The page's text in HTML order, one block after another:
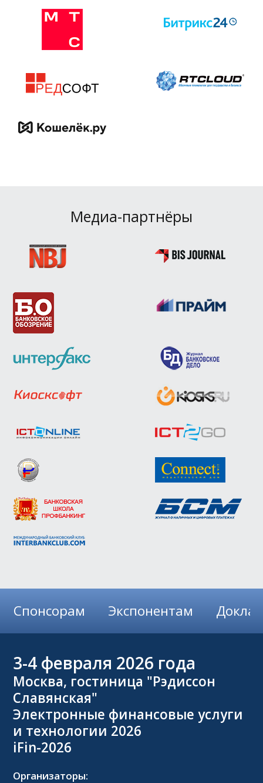
Медиа-партнёры
Спонсорам Экспонентам
3-4 февраля 2026 года
Москва, гостиница "Рэдиссон
Славянская"
Электронные финансовые услуги
и технологии 2026
iFin-2026
Организаторы: